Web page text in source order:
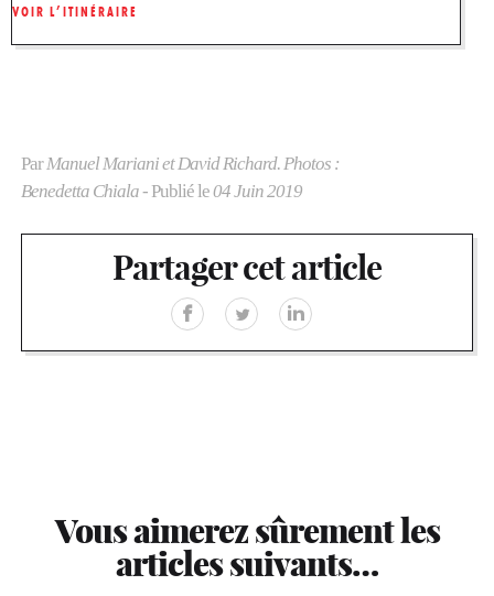
VOIR L’ITINÉRAIRE
ParManuel Mariani et David Richard. Photos :
Benedetta Chiala- Publié le04 Juin 2019
Partager cet article
Vous aimerez sûrement les
articles suivants…